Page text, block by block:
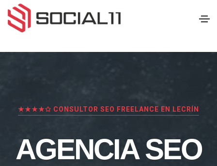
★★★★✩ CONSULTOR SEO FREELANCE EN LECRÍN
AGENCIA SEO